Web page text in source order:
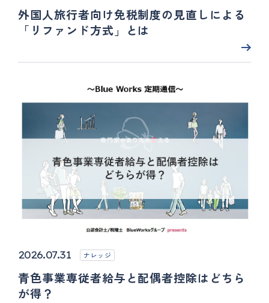
外国人旅行者向け免税制度の見直しによる
「リファンド方式」とは
2026.07.31 ナレッジ
青色事業専従者給与と配偶者控除はどちら
が得？